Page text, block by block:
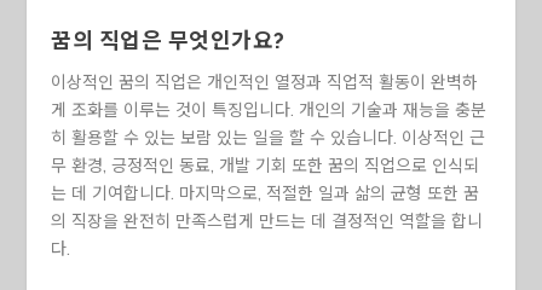
꿈의 직업은 무엇인가요?
이상적인 꿈의 직업은 개인적인 열정과 직업적 활동이 완벽하
게 조화를 이루는 것이 특징입니다. 개인의 기술과 재능을 충분
히 활용할 수 있는 보람 있는 일을 할 수 있습니다. 이상적인 근
무 환경, 긍정적인 동료, 개발 기회 또한 꿈의 직업으로 인식되
는 데 기여합니다. 마지막으로, 적절한 일과 삶의 균형 또한 꿈
의 직장을 완전히 만족스럽게 만드는 데 결정적인 역할을 합니
다.